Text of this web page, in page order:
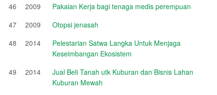
46
2009
Pakaian Kerja bagi tenaga medis perempuan
47
2009
Otopsi jenasah
48
2014
Pelestarian Satwa Langka Untuk Menjaga
Keseimbangan Ekosistem
49
2014
Jual Beli Tanah utk Kuburan dan Bisnis Lahan
Kuburan Mewah